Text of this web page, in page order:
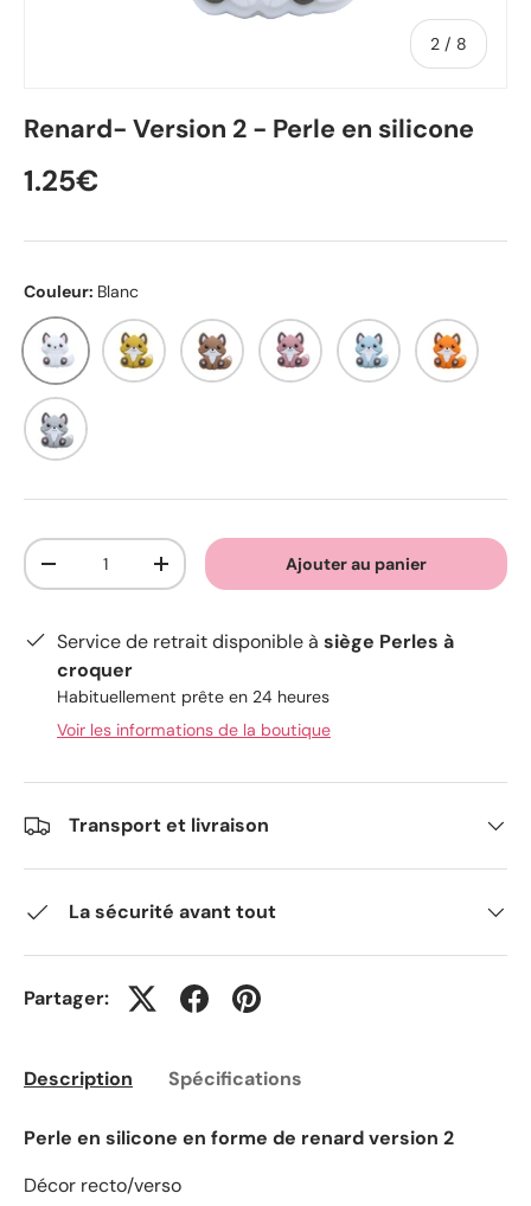
2 / de
8
Renard- Version 2 - Perle en silicone
1.25€
Couleur: Blanc
Blanc MoutardeArgan Rose sucréBrume bleue
Orange
Gris clair
Qté
-
+ Ajouter au panier
Service de retrait disponible à siège Perles à
croquer
Habituellement prête en 24 heures
Voir les informations de la boutique
Transport et livraison
La sécurité avant tout
Partager:
Description Spécifications
Perle en silicone en forme de renard version 2
Décor recto/verso